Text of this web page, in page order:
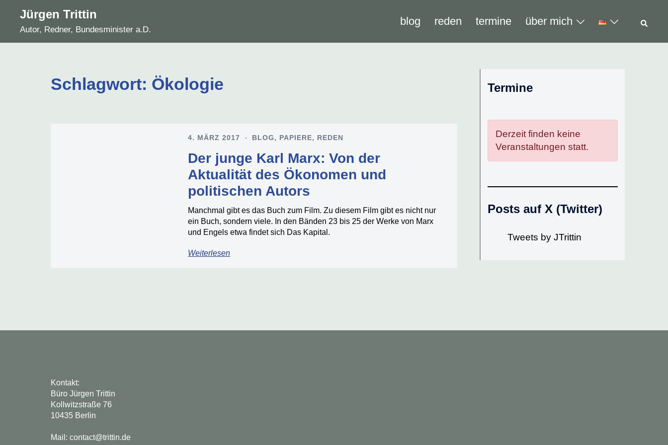
Inhalt
springen
Jürgen Trittin
Autor, Redner, Bundesminister a.D.
blog reden termine über mich
Schlagwort: Ökologie
4. MÄRZ 2017 BLOG, PAPIERE, REDEN
Der junge Karl Marx: Von der
Aktualität des Ökonomen und
politischen Autors
Manchmal gibt es das Buch zum Film. Zu diesem Film gibt es nicht nur
ein Buch, sondern viele. In den Bänden 23 bis 25 der Werke von Marx
und Engels etwa findet sich Das Kapital.
Weiterlesen
Termine
Derzeit finden keine
Veranstaltungen statt.
Posts auf X (Twitter)
Tweets by JTrittin
Kontakt:
Büro Jürgen Trittin
Kollwitzstraße 76
10435 Berlin
Mail: contact@trittin.de